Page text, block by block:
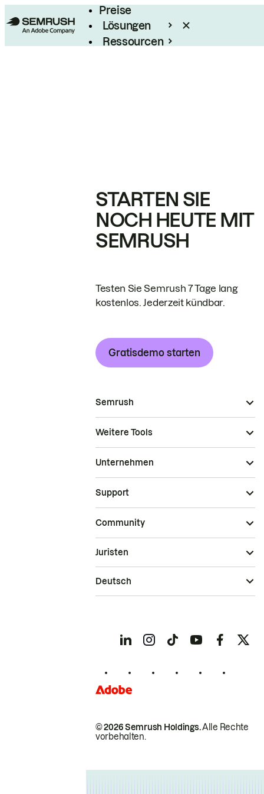
Preise
Lösungen
Ressourcen
STARTEN SIE
NOCH HEUTE MIT
SEMRUSH
Testen Sie Semrush 7 Tage lang
kostenlos. Jederzeit kündbar.
Gratisdemo starten
Semrush
Weitere Tools
Unternehmen
Support
Community
© 2026 Semrush Holdings.Alle Rechte
vorbehalten.
Juristen
Deutsch